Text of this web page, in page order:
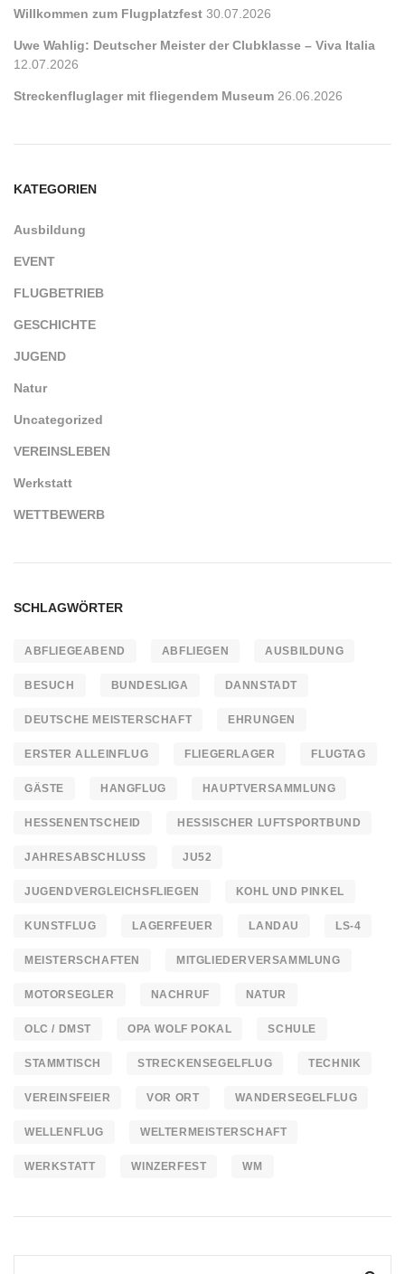
Willkommen zum Flugplatzfest 30.07.2026
Uwe Wahlig: Deutscher Meister der Clubklasse – Viva Italia
12.07.2026
Streckenfluglager mit fliegendem Museum 26.06.2026
KATEGORIEN
Ausbildung
EVENT
FLUGBETRIEB
GESCHICHTE
JUGEND
Natur
Uncategorized
VEREINSLEBEN
Werkstatt
WETTBEWERB
SCHLAGWÖRTER
ABFLIEGEABEND ABFLIEGEN AUSBILDUNG
BESUCH BUNDESLIGA DANNSTADT
DEUTSCHE MEISTERSCHAFT EHRUNGEN
ERSTER ALLEINFLUG FLIEGERLAGER FLUGTAG
GÄSTE HANGFLUG HAUPTVERSAMMLUNG
HESSENENTSCHEID HESSISCHER LUFTSPORTBUND
JAHRESABSCHLUSS JU52
JUGENDVERGLEICHSFLIEGEN KOHL UND PINKEL
KUNSTFLUG LAGERFEUER LANDAU LS-4
MEISTERSCHAFTEN MITGLIEDERVERSAMMLUNG
MOTORSEGLER NACHRUF NATUR
OLC / DMST OPA WOLF POKAL SCHULE
STAMMTISCH STRECKENSEGELFLUG TECHNIK
VEREINSFEIER VOR ORT WANDERSEGELFLUG
WELLENFLUG WELTERMEISTERSCHAFT
WERKSTATT WINZERFEST WM